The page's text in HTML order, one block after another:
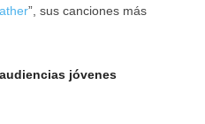
”, sus canciones más
jóvenes